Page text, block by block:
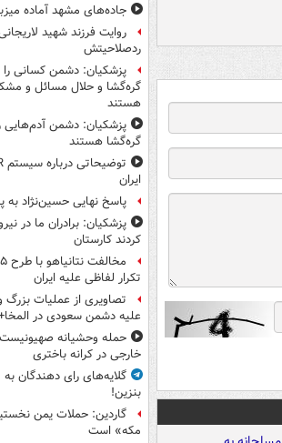
جاده‌های مشهد آماده
روایت فرزند شهید
ردصلاحیتش
پزشکیان: دشمن کسانی را
گره‌گشا و حلال مسائل و
هستند
پزشکیان: دشمن آدم‌هایی
گره‌گشا هستند
ایران
پاسخ نهایی حسین‌نژاد به
پزشکیان: برادران ما در
کردند کارستان
تکرار لفاظی علیه ایران
تصاویری از عملیات
علیه دشمن سعودی در
حمله وحشیانه
خارجی در کرانه باختری
گلایه‌های رای دهندگان
بنزین!
گاردین: حملات یمن
مکه» است